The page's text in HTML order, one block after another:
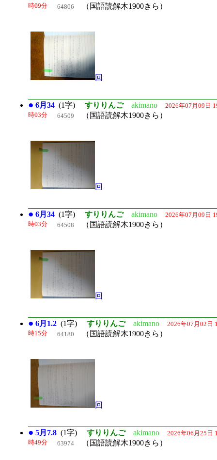
時09分 64806 （国語読解木1900きら）
回
● 6月34 (1字) すりりんご akimano 2026年07月09日
時03分 64509 （国語読解木1900きら）
回
● 6月34 (1字) すりりんご akimano 2026年07月09日
時03分 64508 （国語読解木1900きら）
回
● 6月1.2 (1字) すりりんご akimano 2026年07月02日
時15分 64180 （国語読解木1900きら）
回
● 5月7.8 (1字) すりりんご akimano 2026年06月25日
時49分 63974 （国語読解木1900きら）